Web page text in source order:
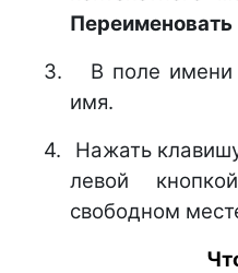
Переименовать
3.
В поле имени
имя.
4.
Нажать
левой
свободном
Чтобы